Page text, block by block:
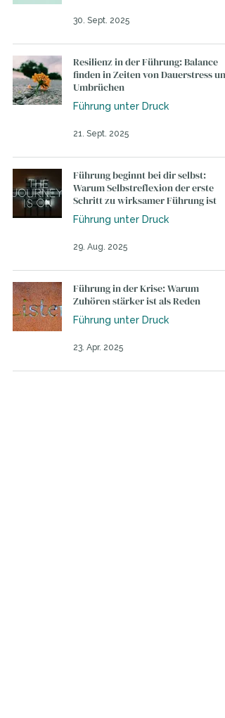
30. Sept. 2025
Resilienz in der Führung: Balance
finden in Zeiten von Dauerstress und
Umbrüchen
Führung unter Druck
21. Sept. 2025
Führung beginnt bei dir selbst:
Warum Selbstreflexion der erste
Schritt zu wirksamer Führung ist
Führung unter Druck
29. Aug. 2025
Führung in der Krise: Warum
Zuhören stärker ist als Reden
Führung unter Druck
23. Apr. 2025